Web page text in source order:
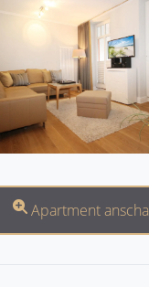
Apartment